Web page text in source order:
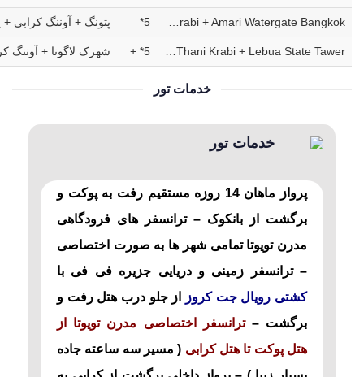
5* پتونگ + آوننگ کرابی +
5* + شهرک لاگونا + آوننگ
خدمات تور
خدمات تور
پرواز ماهان 14 روزه مستقیم رفت به پوکت و
برگشت از بانکوک – ترانسفر های فرودگاهی
مدرن تویوتا تمامی شهر ها به صورت اختصاصی
– ترانسفر زمینی و دریایی جزیره فی فی با
کشتی رویال جت کروز
از جلو درب هتل رفت و
برگشت –ترانسفر اختصاصی مدرن تویوتا از
هتل پوکت تا هتل کرابی ( مسیر سه ساعته جاده